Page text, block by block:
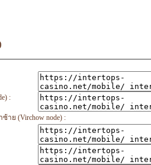
:
าย (Virchow node) :